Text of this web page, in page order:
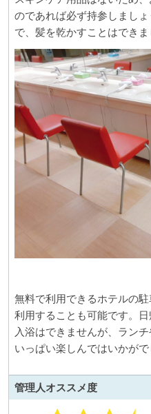
のであれば必ず持参しまし
で、髪を乾かすことはできま
無料で利用できるホテルの
利用することも可能です。
入浴はできませんが、ラン
いっぱい楽しんではいかがで
管理人オススメ度